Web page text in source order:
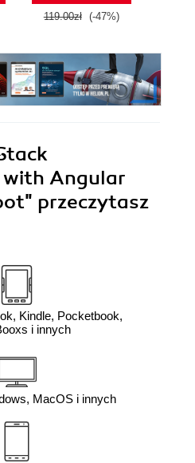
119.00zł (-47%)
with Angular
przeczytasz
Kindle, Pocketbook,
i innych
MacOS i innych